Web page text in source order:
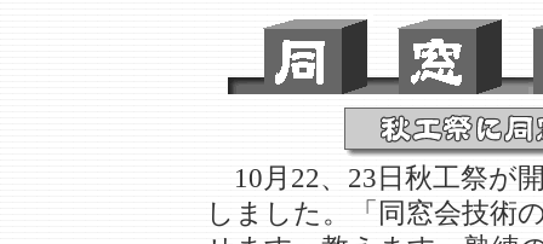
10月22、23日秋工祭が
しました。「同窓会技術